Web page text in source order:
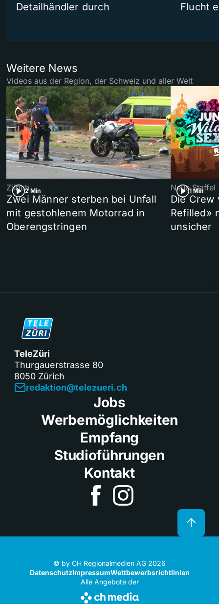
Detailhändler durch
Flucht
Weitere News
Videos aus der Region, der Schweiz und aller Welt
2 Min
Zürich
Zwei Männer sterben bei Unfall
mit gestohlenem Motorrad in
Oberengstringen
1 Min
Neue Staffel
Die Crew
Refilled»
unsicher
TeleZüri
Thurgauerstrasse 80
8050 Zürich
redaktion@telezueri.ch
Jobs
Werbemöglichkeiten
Empfang
Studioführungen
Kontakt
© by CH Regionalmedien AG 2026
DatenschutzImpressumWettbewerbsrichtlinien
Alle Angebote der